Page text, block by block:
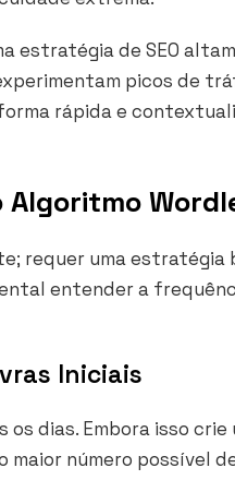
estratégia de SEO
picos de
rápida e
Algoritmo
requer uma
entender a
Iniciais
os dias. Embora isso
número possível